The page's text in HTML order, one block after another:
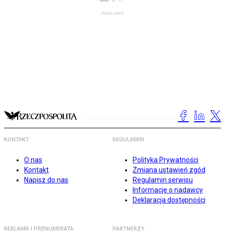
KONTAKT
O nas
Kontakt
Napisz do nas
REGULAMIN
Polityka Prywatności
Zmiana ustawień zgód
Regulamin serwisu
Informacje o nadawcy
Deklaracja dostępności
REKLAMA I PRENUMERATA PARTNERZY